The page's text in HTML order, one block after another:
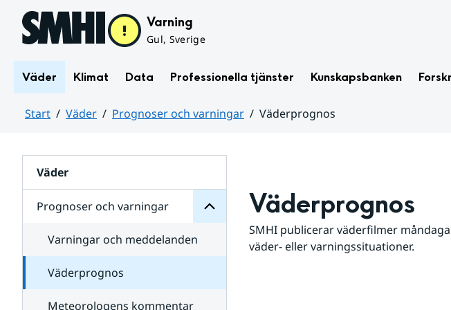
Hoppa till sidans innehåll Varning
Gul, Sverige
Väder Klimat Data Professionella tjänster Kunskapsbanken
Start Väder Prognoser och varningar
Väderprognos
Väder
Prognoser och varningar
för
varningar
Varningar och meddelanden
Väderprognos
Meteorologens kommentar
Väderprognos
SMHI publicerar väderfilmer
väder- eller varningssituationer.